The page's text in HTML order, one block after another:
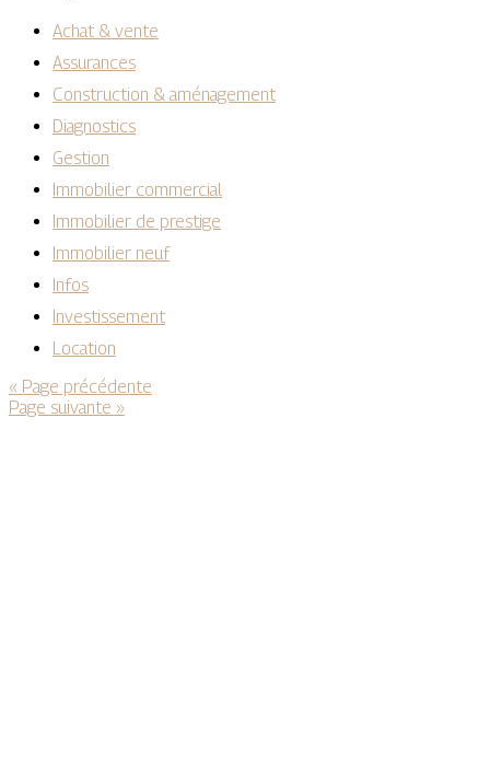
Achat & vente
Assurances
Construction & aménagement
Diagnostics
Gestion
Immobilier commercial
Immobilier de prestige
Immobilier neuf
Infos
Investissement
Location
« Page précédente
Page suivante »